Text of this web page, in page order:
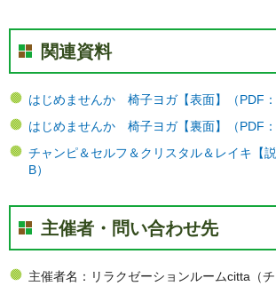
関連資料
はじめませんか 椅子ヨガ【表面】（PDF：
はじめませんか 椅子ヨガ【裏面】（PDF：
チャンピ＆セルフ＆クリスタル＆レイキ【
B）
主催者・問い合わせ先
主催者名：リラクゼーションルームcitta（